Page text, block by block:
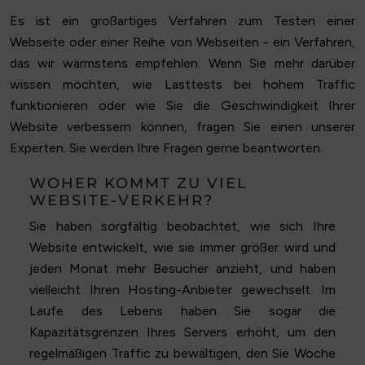
Es ist ein großartiges Verfahren zum Testen einer
Webseite oder einer Reihe von Webseiten - ein Verfahren,
das wir wärmstens empfehlen. Wenn Sie mehr darüber
wissen möchten, wie Lasttests bei hohem Traffic
funktionieren oder wie Sie die Geschwindigkeit Ihrer
Website verbessern können, fragen Sie einen unserer
Experten. Sie werden Ihre Fragen gerne beantworten.
WOHER KOMMT ZU VIEL
WEBSITE-VERKEHR?
Sie haben sorgfältig beobachtet, wie sich Ihre
Website entwickelt, wie sie immer größer wird und
jeden Monat mehr Besucher anzieht, und haben
vielleicht Ihren Hosting-Anbieter gewechselt. Im
Laufe des Lebens haben Sie sogar die
Kapazitätsgrenzen Ihres Servers erhöht, um den
regelmäßigen Traffic zu bewältigen, den Sie Woche